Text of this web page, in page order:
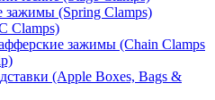
(Spring Clamps)
Clamps)
зажимы (Chain Clamps
(Apple Boxes, Bags &